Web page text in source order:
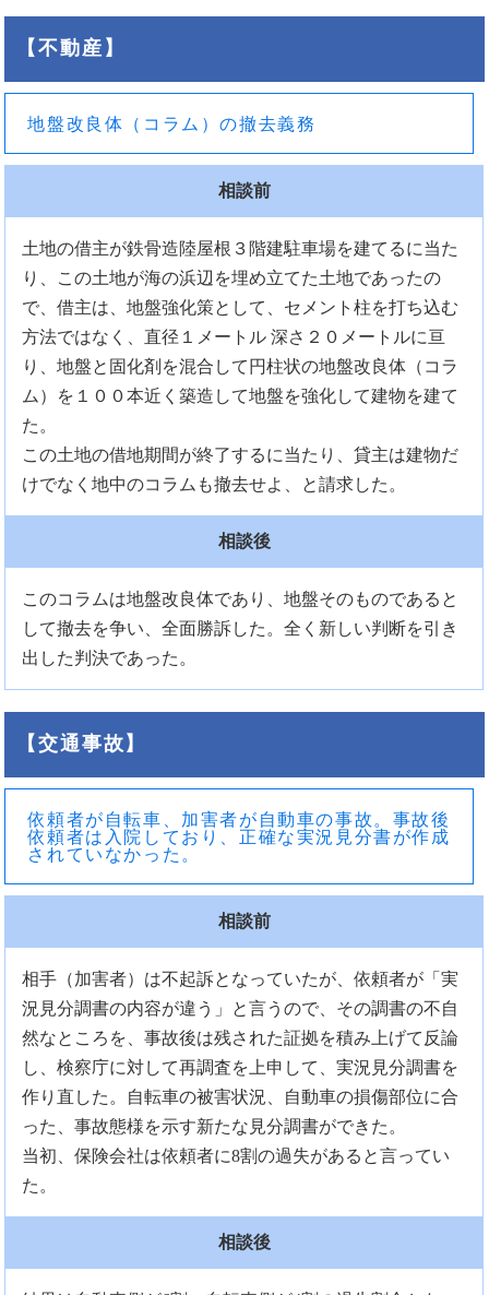
【不動産】
地盤改良体（コラム）の撤去義務
相談前
土地の借主が鉄骨造陸屋根３階建駐車場を建てるに当た
り、この土地が海の浜辺を埋め立てた土地であったの
で、借主は、地盤強化策として、セメント柱を打ち込む
方法ではなく、直径１メートル 深さ２０メートルに亘
り、地盤と固化剤を混合して円柱状の地盤改良体（コラ
ム）を１００本近く築造して地盤を強化して建物を建て
た。
この土地の借地期間が終了するに当たり、貸主は建物だ
けでなく地中のコラムも撤去せよ、と請求した。
相談後
このコラムは地盤改良体であり、地盤そのものであると
して撤去を争い、全面勝訴した。全く新しい判断を引き
出した判決であった。
【交通事故】
依頼者が自転車、加害者が自動車の事故。事故後
依頼者は入院しており、正確な実況見分書が作成
されていなかった。
相談前
相手（加害者）は不起訴となっていたが、依頼者が「実
況見分調書の内容が違う」と言うので、その調書の不自
然なところを、事故後は残された証拠を積み上げて反論
し、検察庁に対して再調査を上申して、実況見分調書を
作り直した。自転車の被害状況、自動車の損傷部位に合
った、事故態様を示す新たな見分調書ができた。
当初、保険会社は依頼者に8割の過失があると言ってい
た。
相談後